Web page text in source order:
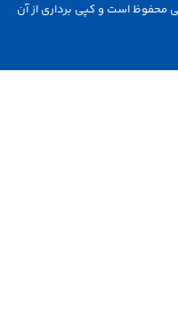
و کپی برداری از آن